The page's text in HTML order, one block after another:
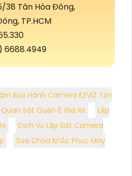
38 Tân Hòa Đông,
TP.HCM
6688.4949
Bảo Hành Camera EZVIZ Tận
Sát Quận 6 Giá Rẻ
Lắp
Dịch Vụ Lắp Đặt Camera
Sửa Chữa Khắc Phục Máy